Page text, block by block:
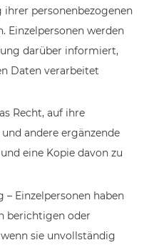
personenbezogenen
Einzelpersonen werden
darüber informiert,
Daten verarbeitet
Recht, auf ihre
andere ergänzende
eine Kopie davon zu
Einzelpersonen haben
berichtigen oder
sie unvollständig